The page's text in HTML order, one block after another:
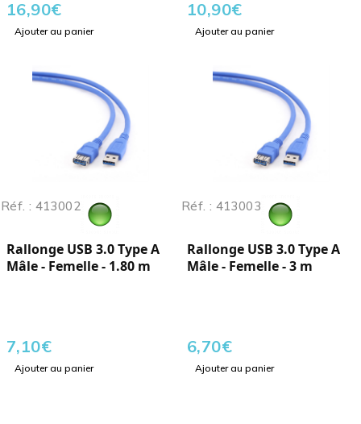
16,90€
Ajouter au panier
10,90€
Ajouter au panier
Réf. : 413002
Rallonge USB 3.0 Type A
Mâle - Femelle - 1.80 m
7,10€
Ajouter au panier
Réf. : 413003
Rallonge USB 3.0 Type A
Mâle - Femelle - 3 m
6,70€
Ajouter au panier